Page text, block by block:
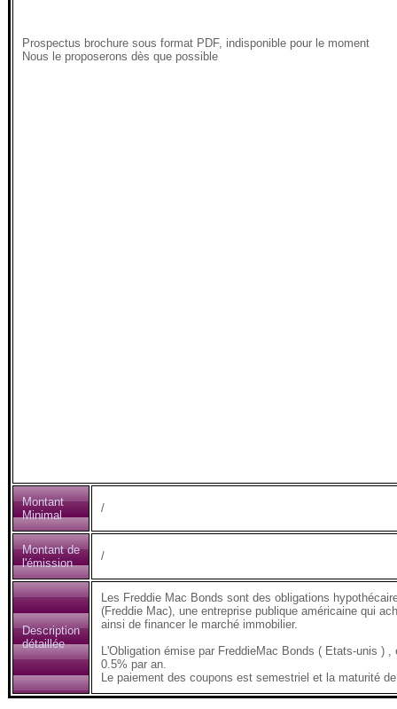
Prospectus brochure sous format PDF, indisponible pour le moment
Nous le proposerons dès que possible
Montant
Minimal
/
Montant de
l'émission
/
Description
détaillée
Les Freddie Mac Bonds sont des obligations
(Freddie Mac), une entreprise publique américaine qui
ainsi de financer le marché immobilier.
L'Obligation émise par FreddieMac Bonds ( Etats-unis )
0.5% par an.
Le paiement des coupons est semestriel et la maturité